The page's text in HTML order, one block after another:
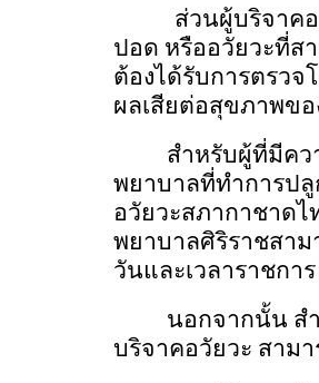
ส่วนผู้บริจาค
ปอด หรืออวัยวะที่ส
ต้องได้รับการตรวจ
ผลเสียต่อสุขภาพข
สำหรับผู้ที่มีคว
พยาบาลที่ทำการปลู
อวัยวะสภากาชาดไ
พยาบาลศิริราชสาม
วันและเวลาราชการ
นอกจากนั้น ส
บริจาคอวัยวะ สาม